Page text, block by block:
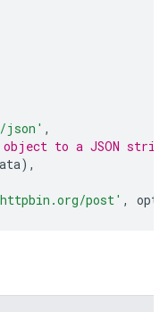
json' ,
to a JSON
),
post' ,